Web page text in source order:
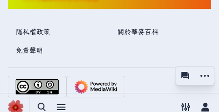
視圖
更多
隱私權政策 關於華麥百科
免責聲明